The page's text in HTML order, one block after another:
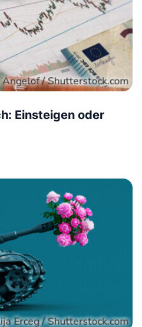
Einsteigen oder